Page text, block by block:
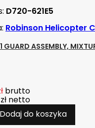
D720-621E5
Robinson Helicopter
ASSEMBLY,
brutto
netto
Dodaj do koszyka